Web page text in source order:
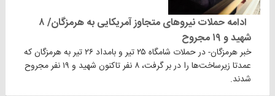
ادامه حملات نیروهای متجاوز آمریکایی به هرمزگان/ ۸
شهید و ۱۹ مجروح
خبر هرمزگان- در حملات شامگاه ۲۵ تیر و بامداد ۲۶ تیر به هرمزگان که
عمدتا زیرساخت‌ها را در بر گرفت، ۸ نفر تاکنون شهید و ۱۹ نفر مجروح
شدند.